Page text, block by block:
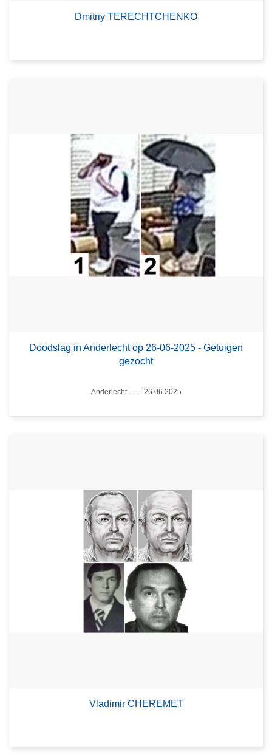
Dmitriy TERECHTCHENKO
Doodslag in Anderlecht op 26-06-2025 - Getuigen
gezocht
Plaats
Anderlecht
26.06.2025
Vladimir CHEREMET